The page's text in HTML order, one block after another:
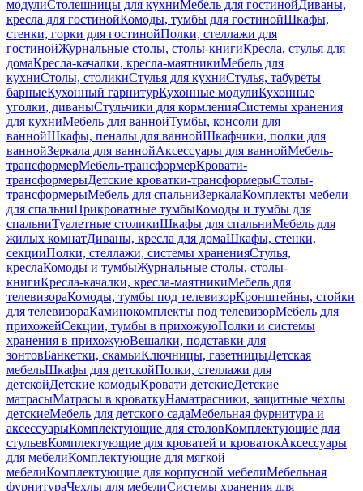
модулиСтолешницы для кухниМебель для гостинойДиваны,
кресла для гостинойКомоды, тумбы для гостинойШкафы,
стенки, горки для гостинойПолки, стеллажи для
гостинойЖурнальные столы, столы-книгиКресла, стулья для
домаКресла-качалки, кресла-маятникиМебель для
кухниСтолы, столикиСтулья для кухниСтулья, табуреты
барныеКухонный гарнитурКухонные модулиКухонные
уголки, диваныСтульчики для кормленияСистемы хранения
для кухниМебель для ваннойТумбы, консоли для
ваннойШкафы, пеналы для ваннойШкафчики, полки для
ваннойЗеркала для ваннойАксессуары для ваннойМебель-
трансформерМебель-трансформерКровати-
трансформерыДетские кроватки-трансформерыСтолы-
трансформерыМебель для спальниЗеркалаКомплекты мебели
для спальниПрикроватные тумбыКомоды и тумбы для
спальниТуалетные столикиШкафы для спальниМебель для
жилых комнатДиваны, кресла для домаШкафы, стенки,
секцииПолки, стеллажи, системы храненияСтулья,
креслаКомоды и тумбыЖурнальные столы, столы-
книгиКресла-качалки, кресла-маятникиМебель для
телевизораКомоды, тумбы под телевизорКронштейны, стойки
для телевизораКаминокомплекты под телевизорМебель для
прихожейСекции, тумбы в прихожуюПолки и системы
хранения в прихожуюВешалки, подставки для
зонтовБанкетки, скамьиКлючницы, газетницыДетская
мебельШкафы для детскойПолки, стеллажи для
детскойДетские комодыКровати детскиеДетские
матрасыМатрасы в кроваткуНаматрасники, защитные чехлы
детскиеМебель для детского садаМебельная фурнитура и
аксессуарыКомплектующие для столовКомплектующие для
стульевКомплектующие для кроватей и кроватокАксессуары
для мебелиКомплектующие для мягкой
мебелиКомплектующие для корпусной мебелиМебельная
фурнитураЧехлы для мебелиСистемы хранения для